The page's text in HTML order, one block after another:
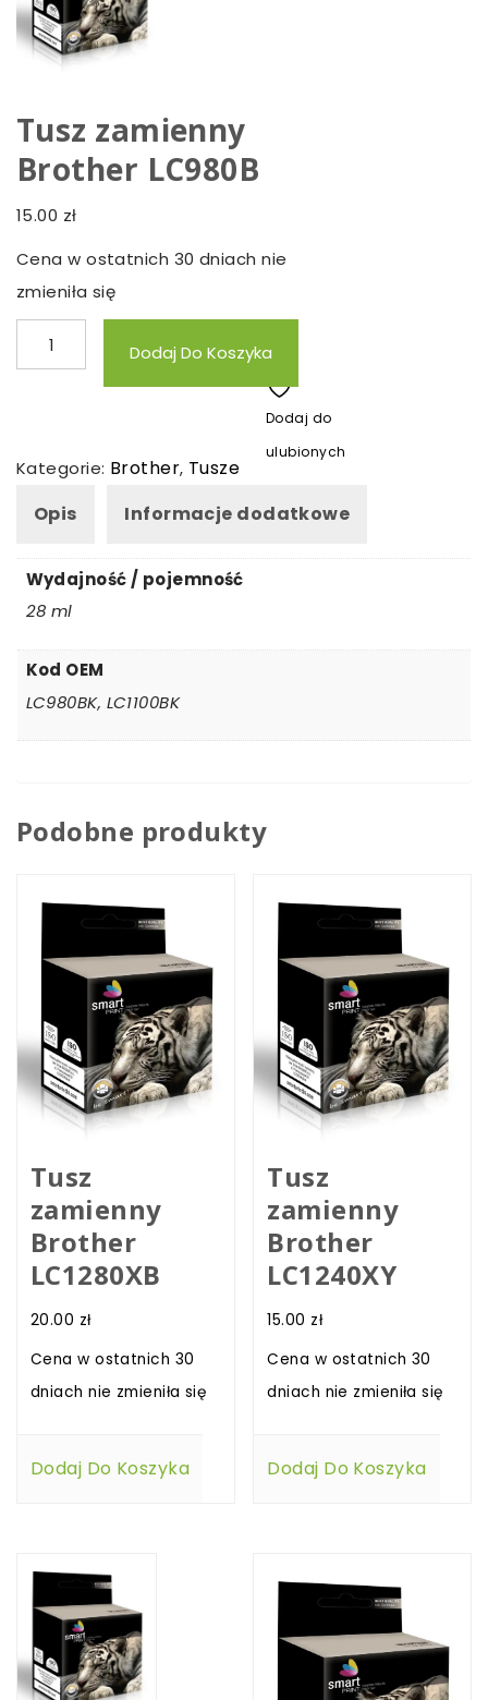
Tusz zamienny
Brother LC980B
15.00 zł
Cena w ostatnich 30 dniach nie
zmieniła się
ilość
Tusz
LC980B
Dodaj Do Koszyka
Dodaj do
ulubionych
Kategorie: Brother, Tusze
Opis
Informacje dodatkowe
Wydajność / pojemność
28 ml
Kod OEM
LC980BK, LC1100BK
Podobne produkty
Tusz
zamienny
Brother
LC1280XB
20.00 zł
Cena w ostatnich 30
dniach nie zmieniła się
Dodaj Do Koszyka
Tusz
zamienny
Brother
LC1240XY
15.00 zł
Cena w ostatnich 30
dniach nie zmieniła się
Dodaj Do Koszyka